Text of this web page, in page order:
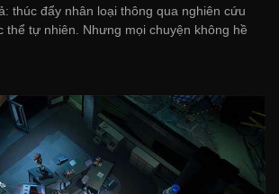
thúc đẩy nhân loại thông qua nghiên cứu
thể tự nhiên. Nhưng mọi chuyện không hề